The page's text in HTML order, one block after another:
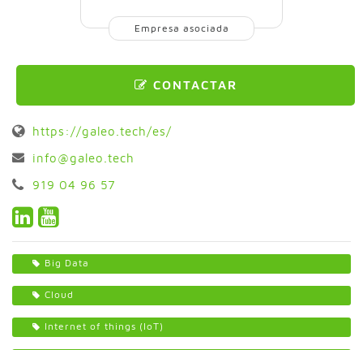
Empresa asociada
CONTACTAR
https://galeo.tech/es/
info@galeo.tech
919 04 96 57
Big Data
Cloud
Internet of things (IoT)